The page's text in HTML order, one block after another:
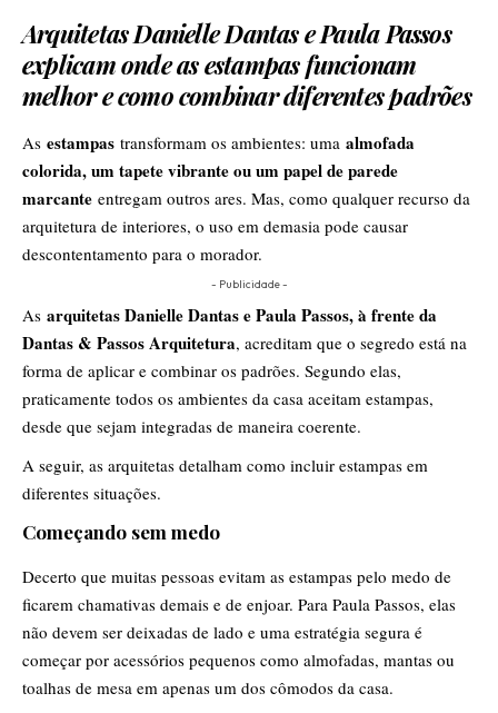
Arquitetas Danielle Dantas e Paula Passos
explicam onde as estampas funcionam
melhor e como combinar diferentes padrões
As estampas transformam os ambientes: uma almofada
colorida, um tapete vibrante ou um papel de parede
marcante entregam outros ares. Mas, como qualquer recurso da
arquitetura de interiores, o uso em demasia pode causar
descontentamento para o morador.
- Publicidade -
As arquitetas Danielle Dantas e Paula Passos, à frente da
Dantas & Passos Arquitetura, acreditam que o segredo está na
forma de aplicar e combinar os padrões. Segundo elas,
praticamente todos os ambientes da casa aceitam estampas,
desde que sejam integradas de maneira coerente.
A seguir, as arquitetas detalham como incluir estampas em
diferentes situações.
Começando sem medo
Decerto que muitas pessoas evitam as estampas pelo medo de
ficarem chamativas demais e de enjoar. Para Paula Passos, elas
não devem ser deixadas de lado e uma estratégia segura é
começar por acessórios pequenos como almofadas, mantas ou
toalhas de mesa em apenas um dos cômodos da casa.